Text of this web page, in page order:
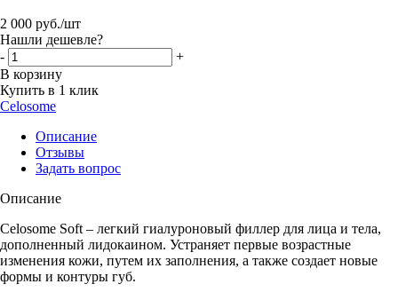
2 000 руб./шт
Нашли дешевле?
-
+
В корзину
Купить в 1 клик
Celosome
Описание
Отзывы
Задать вопрос
Описание
Celosome Soft – легкий гиалуроновый филлер для лица и тела,
дополненный лидокаином. Устраняет первые возрастные
изменения кожи, путем их заполнения, а также создает новые
формы и контуры губ.